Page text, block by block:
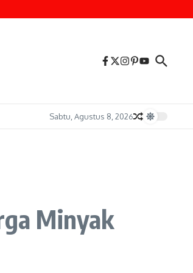
Sabtu, Agustus 8, 2026
Minyak